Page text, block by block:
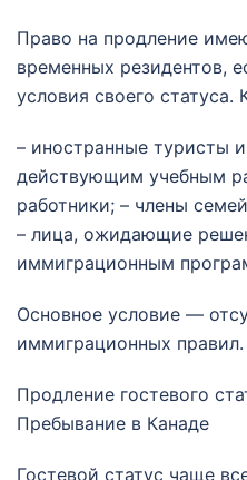
Право на продление
временных резидентов,
условия своего
– иностранные туристы
действующим учебным
работники; – члены
– лица, ожидающие
иммиграционным
Основное условие —
иммиграционных правил.
Продление гостевого
Пребывание в Канаде
Гостевой статус чаще